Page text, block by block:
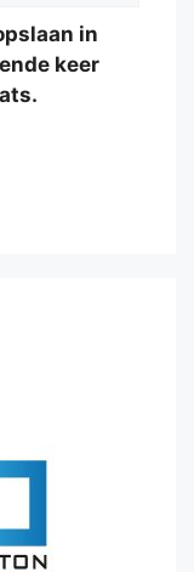
in
keer